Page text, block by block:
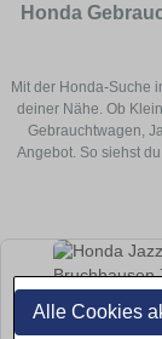
Alle Cookies
Honda
Mit der Honda-Suche
deiner Nähe. Ob
Gebrauchtwagen,
Angebot. So siehst